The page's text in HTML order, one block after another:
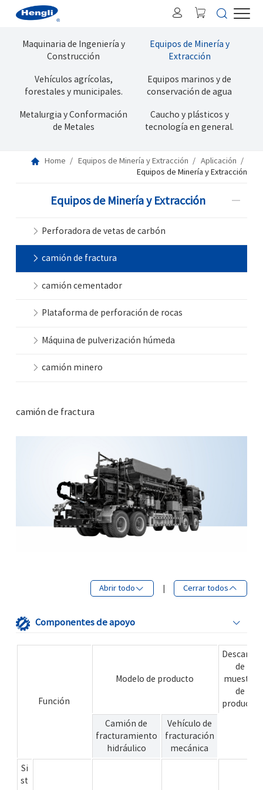
Maquinaria de Ingeniería y
Construcción
Equipos de Minería y
Extracción
Vehículos agrícolas,
forestales y municipales.
Equipos marinos y de
conservación de agua
Metalurgia y Conformación
de Metales
Caucho y plásticos y
tecnología en general.
Home Equipos de Minería y Extracción
Aplicación
Equipos de Minería y Extracción
Equipos de Minería y Extracción
Perforadora de vetas de carbón
camión de fractura
camión cementador
Plataforma de perforación de rocas
Máquina de pulverización húmeda
camión minero
camión de fractura
Abrir todo Cerrar todos
Componentes de apoyo
Función
Modelo de producto
Descarga
de
muestra
de
producto
Camión de
fracturamiento
hidráulico
Vehículo de
fracturación
mecánica
Si
st